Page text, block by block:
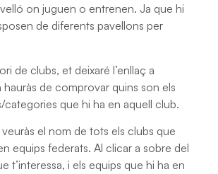
on juguen o entrenen. Ja que hi
de diferents pavellons per
de clubs, et deixaré l’enllaç a
de comprovar quins son els
categories que hi ha en aquell club.
el nom de tots els clubs que
equips federats. Al clicar a sobre del
t’interessa, i els equips que hi ha en